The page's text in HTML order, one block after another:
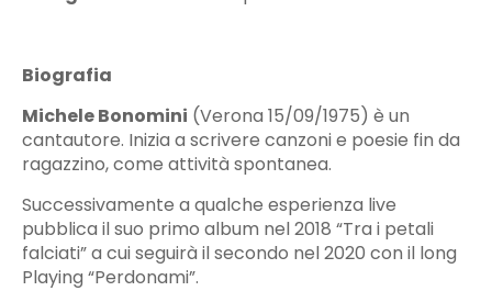
Biografia
Michele Bonomini (Verona 15/09/1975) è un
cantautore. Inizia a scrivere canzoni e poesie fin da
ragazzino, come attività spontanea.
Successivamente a qualche esperienza live
pubblica il suo primo album nel 2018 “Tra i petali
falciati” a cui seguirà il secondo nel 2020 con il long
Playing “Perdonami”.